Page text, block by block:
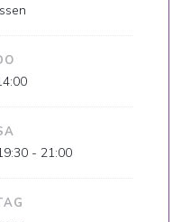
- 21:00